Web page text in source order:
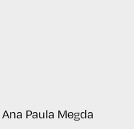
Ana Paula Megda